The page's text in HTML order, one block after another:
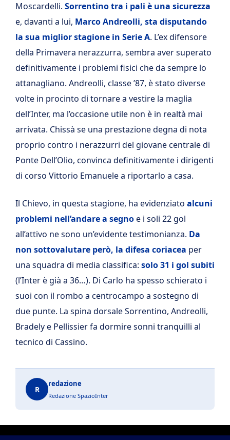
Moscardelli. Sorrentino tra i pali è una sicurezza
e, davanti a lui, Marco Andreolli, sta disputando
la sua miglior stagione in Serie A. L’ex difensore
della Primavera nerazzurra, sembra aver superato
definitivamente i problemi fisici che da sempre lo
attanagliano. Andreolli, classe ’87, è stato diverse
volte in procinto di tornare a vestire la maglia
dell’Inter, ma l’occasione utile non è in realtà mai
arrivata. Chissà se una prestazione degna di nota
proprio contro i nerazzurri del giovane centrale di
Ponte Dell’Olio, convinca definitivamente i dirigenti
di corso Vittorio Emanuele a riportarlo a casa.
Il Chievo, in questa stagione, ha evidenziato alcuni
problemi nell’andare a segnoe i soli 22 gol
all’attivo ne sono un’evidente testimonianza. Da
non sottovalutare però, la difesa coriacea per
una squadra di media classifica: solo 31 i gol subiti
(l’Inter è già a 36…). Di Carlo ha spesso schierato i
suoi con il rombo a centrocampo a sostegno di
due punte. La spina dorsale Sorrentino, Andreolli,
Bradely e Pellissier fa dormire sonni tranquilli al
tecnico di Cassino.
R
redazione
Redazione SpazioInter